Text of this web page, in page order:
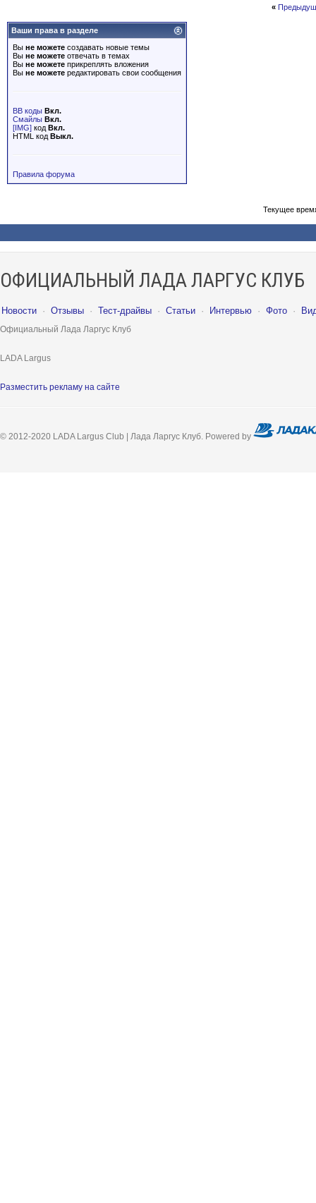
«
Ваши права в разделе
Вы не можете создавать новые темы
Вы не можете отвечать в темах
Вы не можете прикреплять вложения
Вы не можете редактировать свои сообщения
BB коды Вкл.
Смайлы Вкл.
[IMG] код Вкл.
HTML код Выкл.
Правила форума
Текущее
ОФИЦИАЛЬНЫЙ ЛАДА ЛАРГУС КЛУБ
Новости · Отзывы · Тест-драйвы · Статьи · Интервью · Фото ·
Официальный Лада Ларгус Клуб
LADA Largus
Разместить рекламу на сайте
© 2012-2020 LADA Largus Club | Лада Ларгус Клуб. Powered by